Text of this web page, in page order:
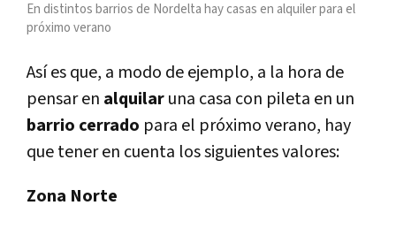
En distintos barrios de Nordelta hay casas en alquiler para el
próximo verano
Así es que, a modo de ejemplo, a la hora de
pensar en alquilaruna casa con pileta en un
barrio cerrado para el próximo verano, hay
que tener en cuenta los siguientes valores:
Zona Norte